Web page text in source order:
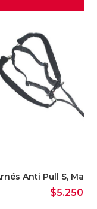
Anti Pull S, Mas
$5.250